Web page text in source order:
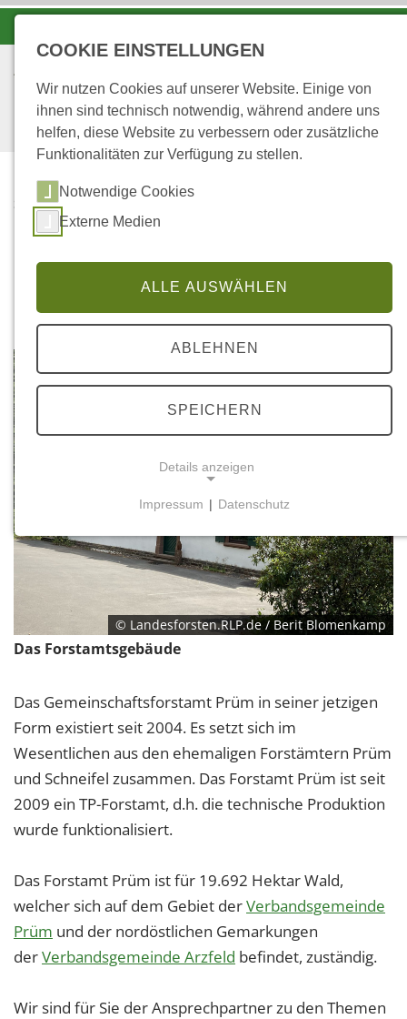
STARTSEITE
FORSTAMT PRÜM
Forstamt Prüm
© Landesforsten.RLP.de / Berit Blomenkamp
Das Forstamtsgebäude
Das Gemeinschaftsforstamt Prüm in seiner jetzigen
Form existiert seit 2004. Es setzt sich im
Wesentlichen aus den ehemaligen Forstämtern Prüm
und Schneifel zusammen. Das Forstamt Prüm ist seit
2009 ein TP-Forstamt, d.h. die technische Produktion
wurde funktionalisiert.
Das Forstamt Prüm ist für 19.692 Hektar Wald,
welcher sich auf dem Gebiet derVerbandsgemeinde
Prüm und der nordöstlichen Gemarkungen
derVerbandsgemeinde Arzfeld befindet, zuständig.
Wir sind für Sie der Ansprechpartner zu den Themen
COOKIE EINSTELLUNGEN
Wir nutzen Cookies auf unserer Website. Einige von
ihnen sind technisch notwendig, während andere uns
helfen, diese Website zu verbessern oder zusätzliche
Funktionalitäten zur Verfügung zu stellen.
Notwendige Cookies
Externe Medien
ALLE AUSWÄHLEN
ABLEHNEN
SPEICHERN
Details anzeigen
Notwendige Cookies ermöglichen grundlegende
Funktionen und sind für die einwandfreie Funktion
der Website erforderlich.
Einverständnis-Cookie
Zweck:
Dieser Cookie speichert die ausgewählten
Einverständnis-Optionen des Benutzers
Cookie Laufzeit:
Um Inhalte von Videoplattformen und Social Media
Plattformen anzeigen zu können, werden von
diesen externen Medien Cookies gesetzt.
YouTube
Impressum | Datenschutz